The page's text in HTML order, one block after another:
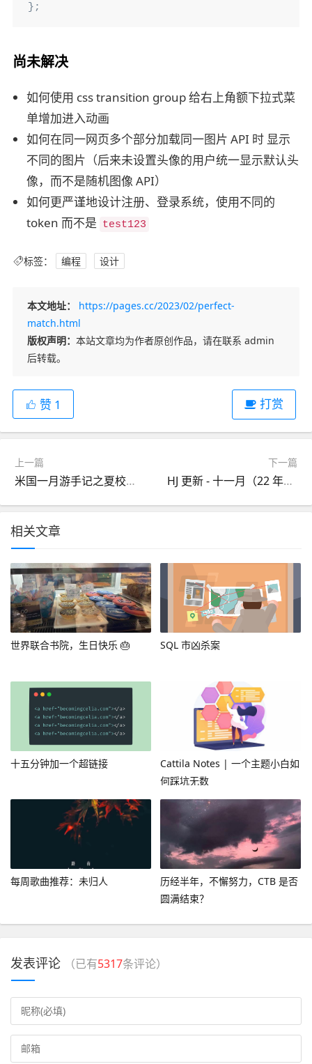
};
尚未解决
如何使用 css transition group 给右上角额下拉式菜
单增加进入动画
如何在同一网页多个部分加载同一图片 API 时 显示
不同的图片（后来未设置头像的用户统一显示默认头
像，而不是随机图像 API）
如何更严谨地设计注册、登录系统，使用不同的
token 而不是 test123
标签： 编程 设计
本文地址：
https://pages.cc/2023/02/perfect-
match.html
版权声明： 本站文章均为作者原创作品，请在联系 admin
后转载。
赞 1 打赏
上一篇
米国一月游手记之夏校篇·五
下一篇
HJ 更新 - 十一月（22 年冬）
相关文章
世界联合书院，生日快乐 🎂 SQL 市凶杀案
十五分钟加一个超链接
Cattila Notes | 一个主题小白如
何踩坑无数
每周歌曲推荐：未归人
历经半年，不懈努力，CTB 是否
圆满结束？
发表评论 （已有5317条评论）